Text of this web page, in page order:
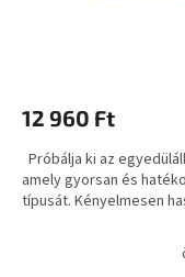
12 960 Ft
Próbálja ki az
amely gyorsan és
típusát. Kényelmesen